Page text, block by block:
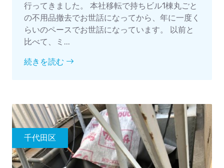
行ってきました。 本社移転で持ちビル1棟丸ごと
の不用品撤去でお世話になってから、年に一度く
らいのペースでお世話になっています。 以前と
比べて、ミ...
続きを読む
千代田区